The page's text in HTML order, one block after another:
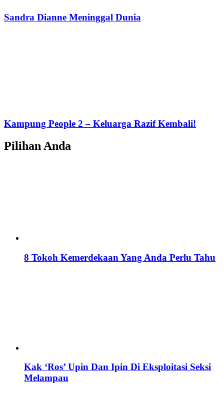
Sandra Dianne Meninggal Dunia
Kampung People 2 – Keluarga Razif Kembali!
Pilihan Anda
8 Tokoh Kemerdekaan Yang Anda Perlu Tahu
Kak ‘Ros’ Upin Dan Ipin Di Eksploitasi Seksi
Melampau